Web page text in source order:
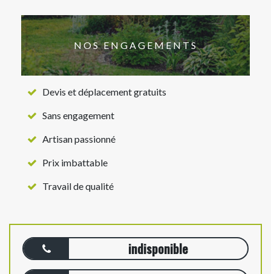
NOS ENGAGEMENTS
Devis et déplacement gratuits
Sans engagement
Artisan passionné
Prix imbattable
Travail de qualité
indisponible